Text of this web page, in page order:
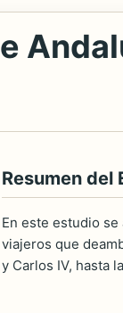
Resumen del
En este estudio
viajeros que
y Carlos IV, hasta